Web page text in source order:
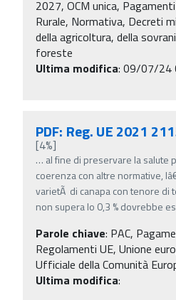
2027, OCM unica,
Rurale, Normativa, Decreti
della agricoltura, della
foreste
Ultima modifica: 09/07/24
PDF: Reg. UE 2021
[4%]
… al fine di preservare la salute
coerenza con altre normative,
varietÃ di canapa con tenore di
non supera lo 0,3 % dovrebbe es
Parole chiave: PAC,
Regolamenti UE, Unione
Ufficiale della Comunità
Ultima modifica: